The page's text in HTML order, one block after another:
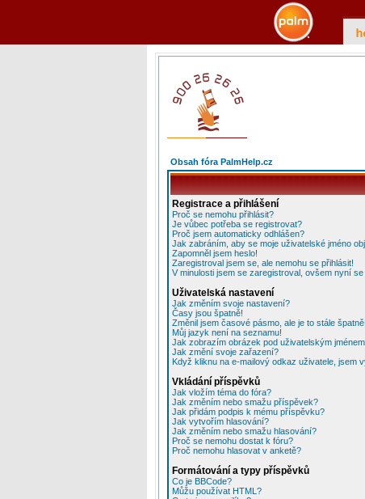
Obsah fóra PalmHelp.cz
Registrace a přihlášení
Proč se nemohu přihlásit?
Je vůbec potřeba se registrovat?
Proč jsem automaticky odhlášen?
Jak zabráním, aby se moje uživatelské jméno
Zapomněl jsem heslo!
Zaregistroval jsem se, ale nemohu se přihlásit!
V minulosti jsem se zaregistroval, ovšem nyní se
Uživatelská nastavení
Jak změním svoje nastavení?
Časy jsou špatně!
Změnil jsem časové pásmo, ale je to stále špatně!
Můj jazyk není na seznamu!
Jak zobrazím obrázek pod uživatelským
Jak změní svoje zařazení?
Když kliknu na e-mailový odkaz uživatele, jsem
Vkládání příspěvků
Jak vložím téma do fóra?
Jak změním nebo smažu příspěvek?
Jak přidám podpis k mému příspěvku?
Jak vytvořím hlasování?
Jak změním nebo smažu hlasování?
Proč se nemohu dostat k fóru?
Proč nemohu hlasovat v anketě?
Formátování a typy příspěvků
Co je BBCode?
Můžu používat HTML?